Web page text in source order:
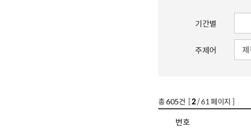
기간별
주제어
총605건 [2/ 61 페이지 ]
번호